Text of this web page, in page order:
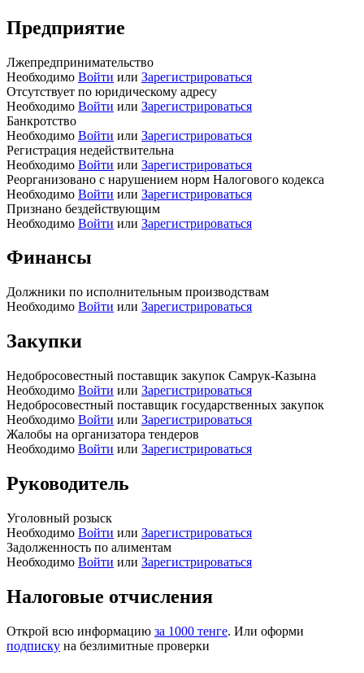
Предприятие
Лжепредпринимательство
Необходимо Войти или Зарегистрироваться
Отсутствует по юридическому адресу
Необходимо Войти или Зарегистрироваться
Банкротство
Необходимо Войти или Зарегистрироваться
Регистрация недействительна
Необходимо Войти или Зарегистрироваться
Реорганизовано с нарушением норм Налогового кодекса
Необходимо Войти или Зарегистрироваться
Признано бездействующим
Необходимо Войти или Зарегистрироваться
Финансы
Должники по исполнительным производствам
Необходимо Войти или Зарегистрироваться
Закупки
Недобросовестный поставщик закупок Самрук-Казына
Необходимо Войти или Зарегистрироваться
Недобросовестный поставщик государственных закупок
Необходимо Войти или Зарегистрироваться
Жалобы на организатора тендеров
Необходимо Войти или Зарегистрироваться
Руководитель
Уголовный розыск
Необходимо Войти или Зарегистрироваться
Задолженность по алиментам
Необходимо Войти или Зарегистрироваться
Налоговые отчисления
Открой всю информацию за 1000 тенге. Или оформи
подписку на безлимитные проверки